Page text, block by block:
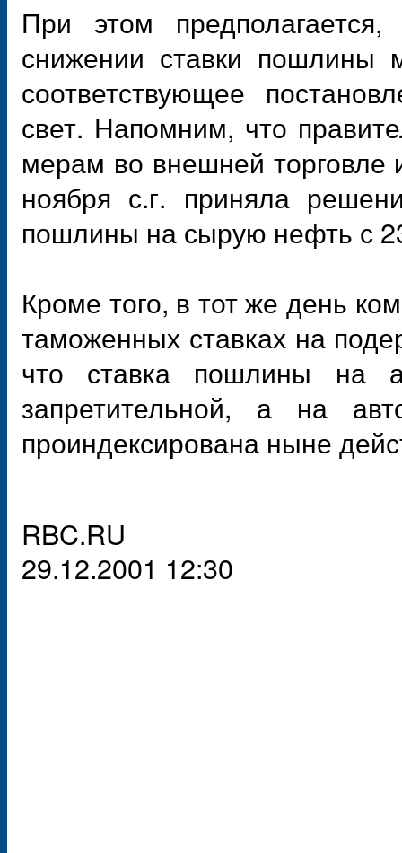
При этом
снижении ставки пошлины
соответствующее
свет. Напомним, что
мерам во внешней торговле
ноября с.г. приняла
пошлины на сырую нефть с
Кроме того, в тот же день
таможенных ставках на
что ставка пошлины на
запретительной, а на
проиндексирована ныне
RBC.RU
29.12.2001 12:30